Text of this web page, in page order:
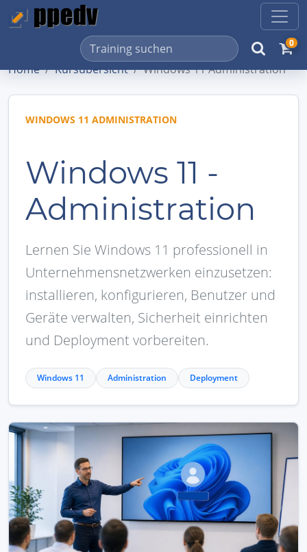
0
Home Kursübersicht Windows 11 Administration
WINDOWS 11 ADMINISTRATION
Windows 11 -
Administration
Lernen Sie Windows 11 professionell in
Unternehmensnetzwerken einzusetzen:
installieren, konfigurieren, Benutzer und
Geräte verwalten, Sicherheit einrichten
und Deployment vorbereiten.
Windows 11 Administration Deployment